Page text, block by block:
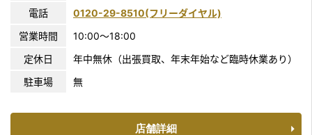
電話
0120-29-8510(フリーダイヤル)
営業時間
10:00〜18:00
定休日
年中無休（出張買取、年末年始など臨時休業あり）
駐車場
無
店舗詳細